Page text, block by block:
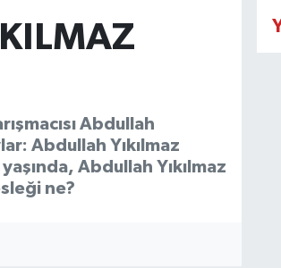
Abdullah
Abdullah Yıkılmaz
Abdullah Yıkılmaz
ne?